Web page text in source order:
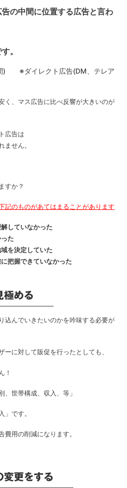
の中間に位置する広告と言わ
。
) ※ダイレクト広告(DM、テレア
く、マス広告に比べ反響が大きいのが
広告は
ません。
すか？
記のものがあてはまることがあります
していなかった
た
を決定していた
把握できていなかった
極める
込んでいきたいのかを吟味する必要が
に対して販促を行ったとしても、
！
、世帯構成、収入、等」
」です。
費用の削減になります。
変更をする